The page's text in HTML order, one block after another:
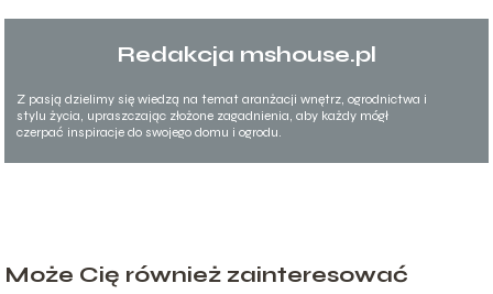
Redakcja mshouse.pl
Z pasją dzielimy się wiedzą na temat aranżacji wnętrz, ogrodnictwa i
stylu życia, upraszczając złożone zagadnienia, aby każdy mógł
czerpać inspiracje do swojego domu i ogrodu.
Może Cię również zainteresować